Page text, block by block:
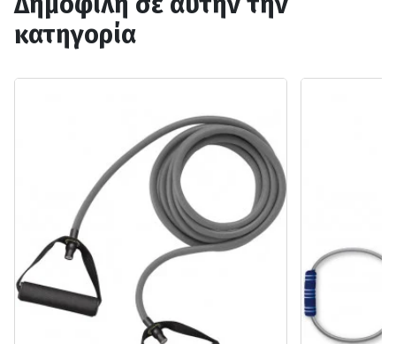
κατηγορία